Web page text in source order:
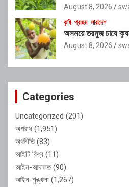
August 8, 2026
কৃষি প্রচ্ছদ সারাদেশ
অসময়ে তরমুজ চাষে
August 8, 2026
Categories
Uncategorized (201)
অপরাধ (1,951)
অর্থনীতি(83)
আইটি বিশ্ব (11)
আইন-আদালত(90)
আইন-শৃঙ্খলা (1,267)